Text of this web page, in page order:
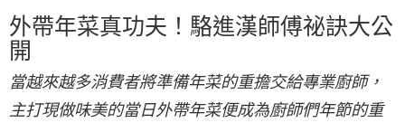
外帶年菜真功夫！駱進漢師傅祕訣大公
開
當越來越多消費者將準備年菜的重擔交給專業廚師，
主打現做味美的當日外帶年菜便成為廚師們年節的重